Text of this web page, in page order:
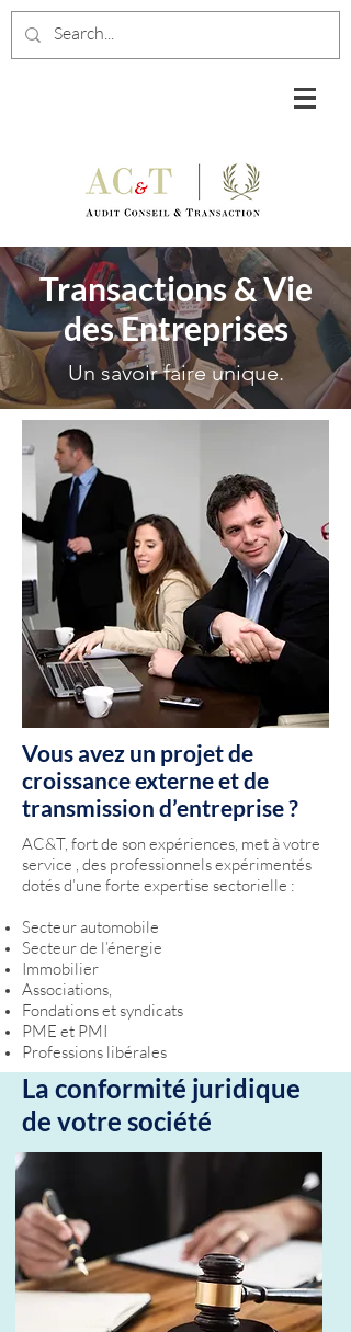
Transactions & Vie
des Entreprises
Un savoir faire unique.
Vous avez un projet de
croissance externe et de
transmission d’entreprise ?
AC&T, fort de son expériences, met à votre
service , des professionnels expérimentés
dotés d’une forte expertise sectorielle :
Secteur automobile
Secteur de l’énergie
Immobilier
Associations,
Fondations et syndicats
PME et PMI
Professions libérales
La conformité juridique
de votre société